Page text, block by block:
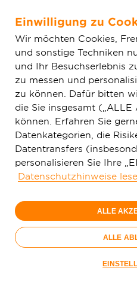
Zum Hauptinhalt
Aktuelles
GigaNetz erklärt Tarifanpassung
Vorvermarktungsphase
Einwilligung zu
Wir möchten Cookies,
und sonstige Techniken
und Ihr Besuchserlebnis
zu messen und
zu können. Dafür bitten
die Sie insgesamt („ALLE
können. Erfahren Sie
Datenkategorien, die
Datentransfers
personalisieren Sie Ihre
Datenschutzhinweise
ALLE
ALLE